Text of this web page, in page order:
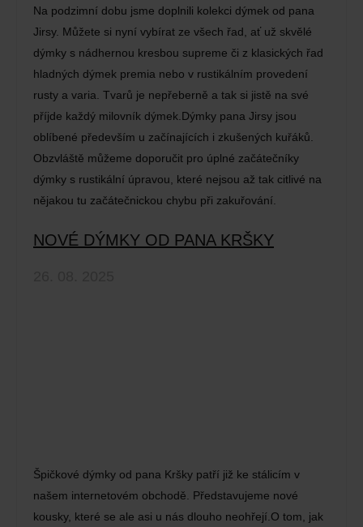
Na podzimní dobu jsme doplnili kolekci dýmek od pana
Jirsy. Můžete si nyní vybírat ze všech řad, ať už skvělé
dýmky s nádhernou kresbou supreme či z klasických řad
hladných dýmek premia nebo v rustikálním provedení
rusty a varia. Tvarů je nepřeberně a tak si jistě na své
příjde každý milovník dýmek.Dýmky pana Jirsy jsou
oblíbené především u začínajících i zkušených kuřáků.
Obzvláště můžeme doporučit pro úplné začátečníky
dýmky s rustikální úpravou, které nejsou až tak citlivé na
nějakou tu začátečnickou chybu při zakuřování.
NOVÉ DÝMKY OD PANA KRŠKY
Špičkové dýmky od pana Kršky patří již ke stálicím v
našem internetovém obchodě. Představujeme nové
kousky, které se ale asi u nás dlouho neohřejí.O tom, jak